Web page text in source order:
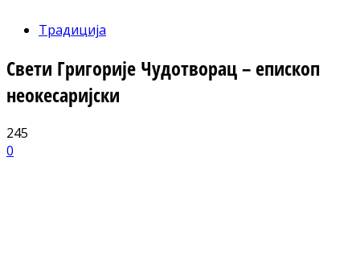
Традиција
Свети Григорије Чудотворац – епископ
неокесаријски
245
0